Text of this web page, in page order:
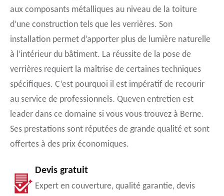
aux composants métalliques au niveau de la toiture
d’une construction tels que les verrières. Son
installation permet d’apporter plus de lumière naturelle
à l’intérieur du bâtiment. La réussite de la pose de
verrières requiert la maîtrise de certaines techniques
spécifiques. C’est pourquoi il est impératif de recourir
au service de professionnels. Queven entretien est
leader dans ce domaine si vous vous trouvez à Berne.
Ses prestations sont réputées de grande qualité et sont
offertes à des prix économiques.
Devis gratuit
Expert en couverture, qualité garantie, devis